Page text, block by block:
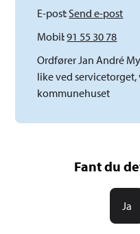
E-postSend e-post
Mobil91 55 30 78
Ordfører Jan André
like ved
kommunehuset
Fant du
Ja